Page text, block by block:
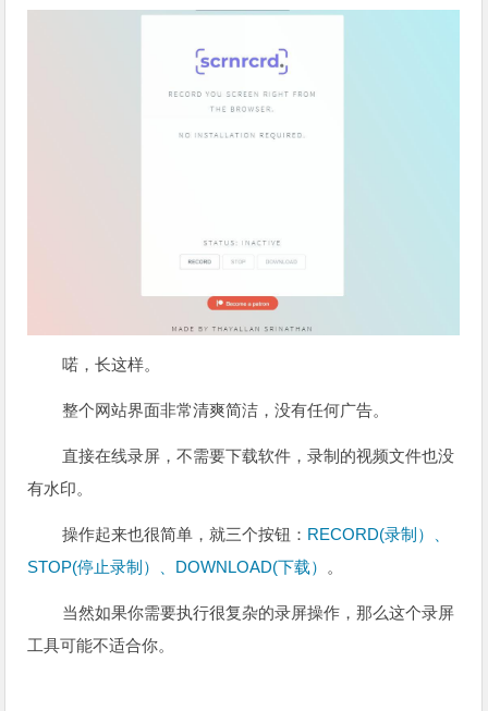
喏，长这样。
整个网站界面非常清爽简洁，没有任何广告。
直接在线录屏，不需要下载软件，录制的视频文件也没
有水印。
操作起来也很简单，就三个按钮： RECORD(录制）、
STOP(停止录制）、DOWNLOAD(下载） 。
当然如果你需要执行很复杂的录屏操作，那么这个录屏
工具可能不适合你。